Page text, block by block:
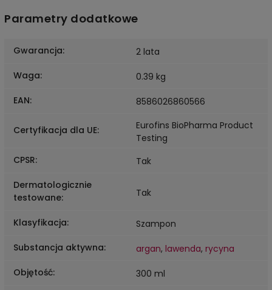
Parametry dodatkowe
Gwarancja:
2 lata
Waga:
0.39 kg
EAN: 8586026860566
Certyfikacja dla UE:
Eurofins BioPharma Product
Testing
CPSR:
Tak
Dermatologicznie
testowane: Tak
Klasyfikacja:
Szampon
Substancja aktywna: argan, lawenda, rycyna
Objętość:
300 ml